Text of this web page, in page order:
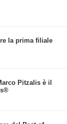
la prima filiale
Pitzalis è il